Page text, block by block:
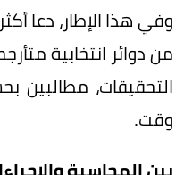
وفي هذا الإطار، دعا
من دوائر انتخابية
التحقيقات،
وقت.